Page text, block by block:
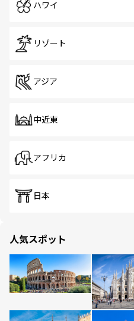
ハワイ
リゾート
アジア
中近東
アフリカ
日本
人気スポット